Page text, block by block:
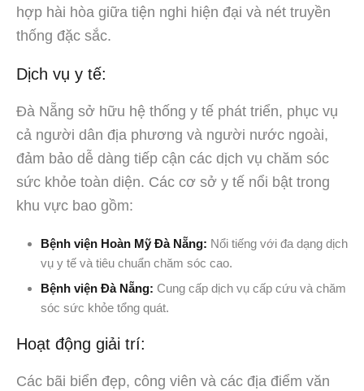
hợp hài hòa giữa tiện nghi hiện đại và nét truyền
thống đặc sắc.
Dịch vụ y tế:
Đà Nẵng sở hữu hệ thống y tế phát triển, phục vụ
cả người dân địa phương và người nước ngoài,
đảm bảo dễ dàng tiếp cận các dịch vụ chăm sóc
sức khỏe toàn diện. Các cơ sở y tế nổi bật trong
khu vực bao gồm:
Bệnh viện Hoàn Mỹ Đà Nẵng: Nổi tiếng với đa dạng dịch
vụ y tế và tiêu chuẩn chăm sóc cao.
Bệnh viện Đà Nẵng: Cung cấp dịch vụ cấp cứu và chăm
sóc sức khỏe tổng quát.
Hoạt động giải trí:
Các bãi biển đẹp, công viên và các địa điểm văn